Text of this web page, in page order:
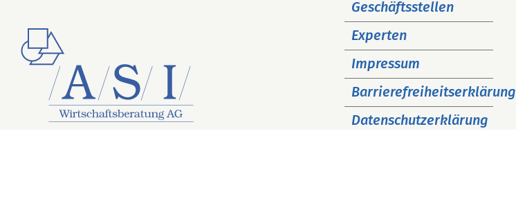
überspringen
Geschäftsstellen
Experten
Impressum
Barrierefreiheitserklärung
Datenschutzerklärung